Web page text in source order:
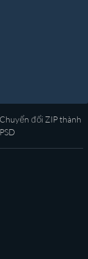
Chuyển đổi ZIP thành
PSD